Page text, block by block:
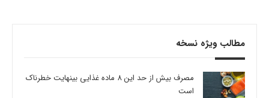
مطالب ویژه نسخه
مصرف بیش از حد این 8 ماده غذایی بینهایت خطرناک
است